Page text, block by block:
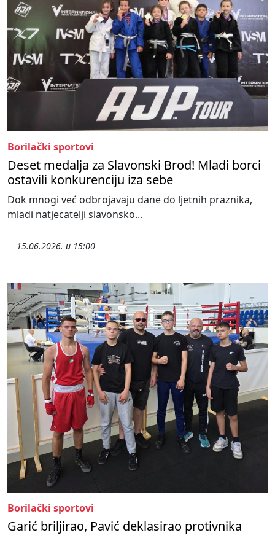
Borilački sportovi
Deset medalja za Slavonski Brod! Mladi borci
ostavili konkurenciju iza sebe
Dok mnogi već odbrojavaju dane do ljetnih praznika,
mladi natjecatelji slavonsko...
15.06.2026. u 15:00
Borilački sportovi
Garić briljirao, Pavić deklasirao protivnika